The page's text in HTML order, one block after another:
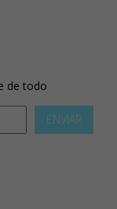
de todo
ENVIAR